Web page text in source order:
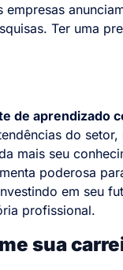
Ter uma
de aprendizado
do
mais seu
poderosa
em seu
profissional.
sua